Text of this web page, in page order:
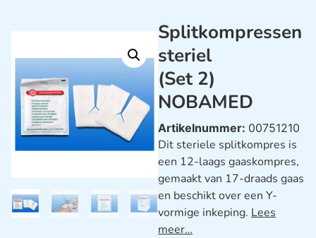
Splitkompressen
steriel
(Set 2)
NOBAMED
Artikelnummer: 00751210
Dit steriele splitkompres is
een 12-laags gaaskompres,
gemaakt van 17-draads gaas
en beschikt over een Y-
vormige inkeping. Lees
meer…